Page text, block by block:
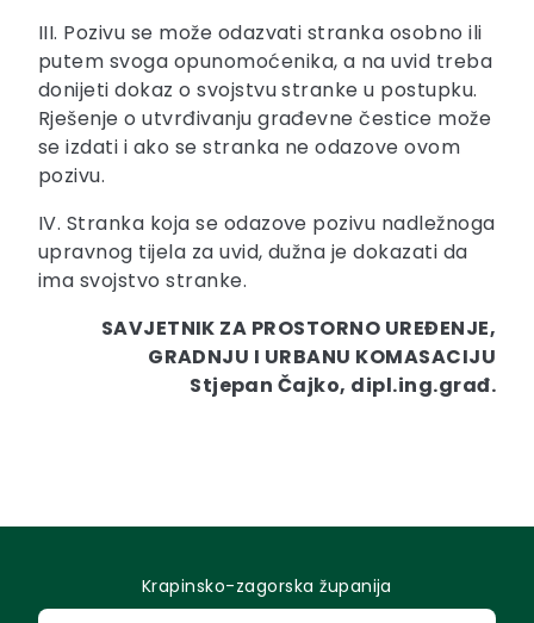
III. Pozivu se može odazvati stranka osobno ili
putem svoga opunomoćenika, a na uvid treba
donijeti dokaz o svojstvu stranke u postupku.
Rješenje o utvrđivanju građevne čestice može
se izdati i ako se stranka ne odazove ovom
pozivu.
IV. Stranka koja se odazove pozivu nadležnoga
upravnog tijela za uvid, dužna je dokazati da
ima svojstvo stranke.
SAVJETNIK ZA PROSTORNO UREĐENJE,
GRADNJU I URBANU KOMASACIJU
Stjepan Čajko, dipl.ing.građ.
Krapinsko-zagorska županija